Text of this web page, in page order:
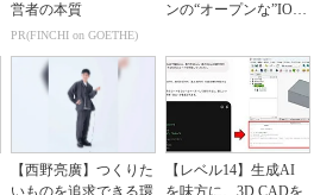
営者の本質
PR(FINCHI on GOETHE)
ンの“オープンな”IO-L
【西野亮廣】つくりた
【レベル14】生成AI